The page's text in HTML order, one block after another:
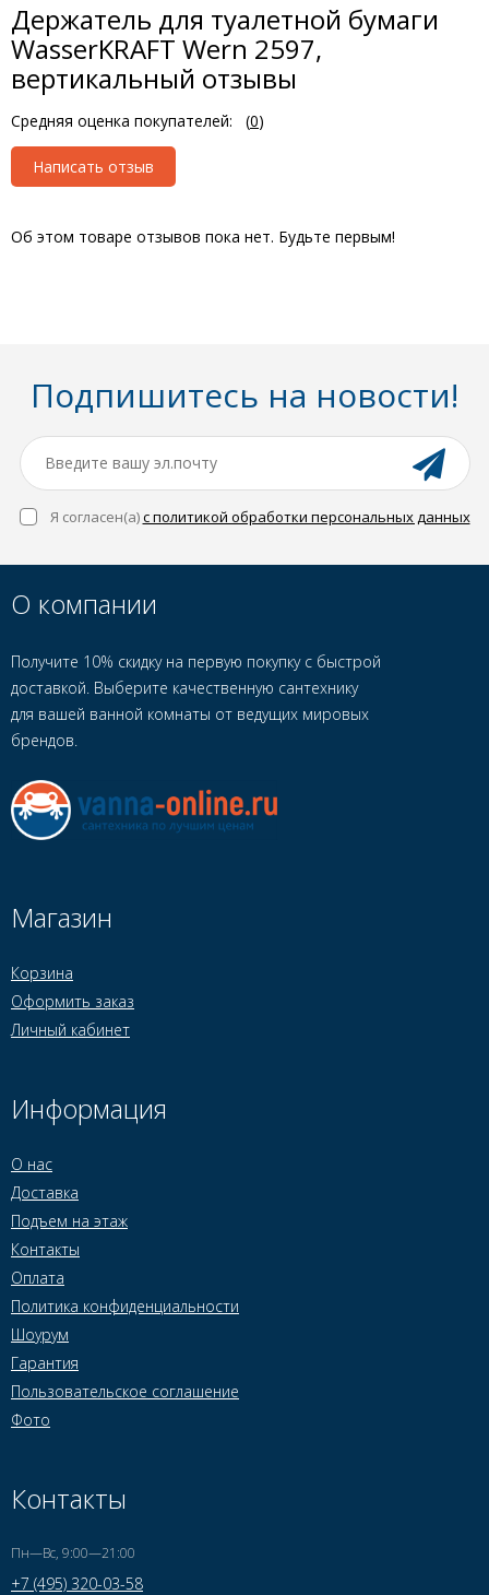
Держатель для туалетной бумаги
WasserKRAFT Wern 2597,
вертикальный отзывы
Средняя оценка покупателей: (0)
Написать отзыв
Об этом товаре отзывов пока нет. Будьте первым!
Подпишитесь на новости!
Я согласен(a)с политикой обработки персональных данных
О компании
Получите 10% скидку на первую покупку с быстрой
доставкой. Выберите качественную сантехнику
для вашей ванной комнаты от ведущих мировых
брендов.
Магазин
Корзина
Оформить заказ
Личный кабинет
Информация
О нас
Доставка
Подъем на этаж
Контакты
Оплата
Политика конфиденциальности
Шоурум
Гарантия
Пользовательское соглашение
Фото
Контакты
Пн—Вс, 9:00—21:00
+7 (495) 320-03-58